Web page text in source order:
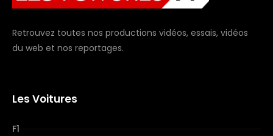
Retrouvez toutes nos productions vidéos, essais, vidéos
du web et nos reportages.
Les Voitures
F1